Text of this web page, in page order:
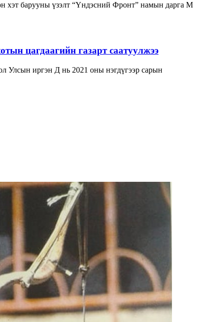
барууны үзэлт “Үндэсний Фронт” намын дарга М
цагдаагийн газарт саатуулжээ
Улсын иргэн Д нь 2021 оны нэгдүгээр сарын